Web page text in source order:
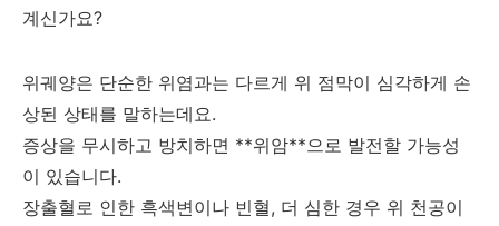
계신가요?
위궤양은 단순한 위염과는 다르게 위 점막이 심각하게 손
상된 상태를 말하는데요.
증상을 무시하고 방치하면 **위암**으로 발전할 가능성
이 있습니다.
장출혈로 인한 흑색변이나 빈혈, 더 심한 경우 위 천공이